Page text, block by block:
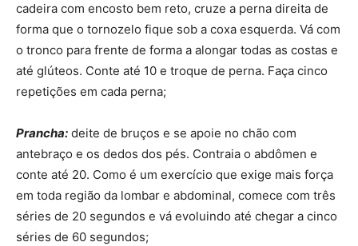
cadeira com encosto bem reto, cruze a perna direita de
forma que o tornozelo fique sob a coxa esquerda. Vá com
o tronco para frente de forma a alongar todas as costas e
até glúteos. Conte até 10 e troque de perna. Faça cinco
repetições em cada perna;
Prancha: deite de bruços e se apoie no chão com
antebraço e os dedos dos pés. Contraia o abdômen e
conte até 20. Como é um exercício que exige mais força
em toda região da lombar e abdominal, comece com três
séries de 20 segundos e vá evoluindo até chegar a cinco
séries de 60 segundos;